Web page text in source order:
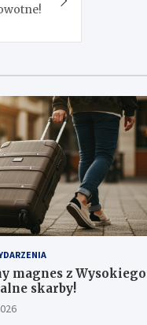
magnes z
skarby!